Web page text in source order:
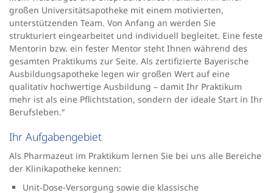
großen Universitätsapotheke mit einem motivierten,
unterstützenden Team. Von Anfang an werden Sie
strukturiert eingearbeitet und individuell begleitet. Eine feste
Mentorin bzw. ein fester Mentor steht Ihnen während des
gesamten Praktikums zur Seite. Als zertifizierte Bayerische
Ausbildungsapotheke legen wir großen Wert auf eine
qualitativ hochwertige Ausbildung – damit Ihr Praktikum
mehr ist als eine Pflichtstation, sondern der ideale Start in Ihr
Berufsleben.“
Ihr Aufgabengebiet
Als Pharmazeut im Praktikum lernen Sie bei uns alle Bereiche
der Klinikapotheke kennen:
Unit-Dose-Versorgung sowie die klassische